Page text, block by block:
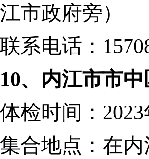
江市政府旁）
联系电话：
10、内江市市
体检时间：
集合地点：在